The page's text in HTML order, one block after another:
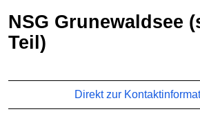
NSG Grunewaldsee (südlicher
Teil)
Direkt zur